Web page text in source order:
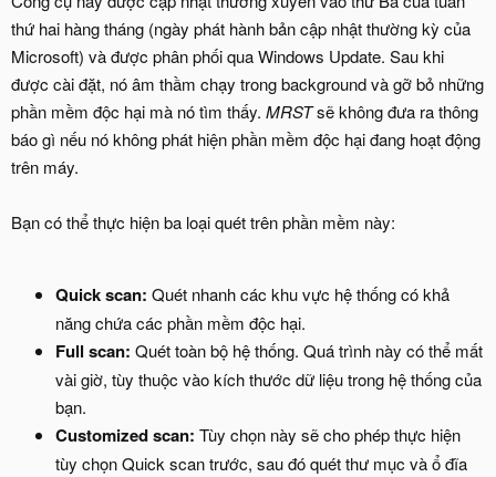
thứ hai hàng tháng (ngày phát hành bản cập nhật thường kỳ của
Microsoft) và được phân phối qua Windows Update. Sau khi
được cài đặt, nó âm thầm chạy trong background và gỡ bỏ những
phần mềm độc hại mà nó tìm thấy. MRSTsẽ không đưa ra thông
báo gì nếu nó không phát hiện phần mềm độc hại đang hoạt động
trên máy.
Bạn có thể thực hiện ba loại quét trên phần mềm này:
Quick scan: Quét nhanh các khu vực hệ thống có khả
năng chứa các phần mềm độc hại.
Full scan: Quét toàn bộ hệ thống. Quá trình này có thể mất
vài giờ, tùy thuộc vào kích thước dữ liệu trong hệ thống của
bạn.
Customized scan: Tùy chọn này sẽ cho phép thực hiện
tùy chọn Quick scan trước, sau đó quét thư mục và ổ đĩa